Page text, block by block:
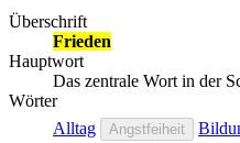
Überschrift
Frieden
Hauptwort
Das zentrale Wort in der
Wörter
Alltag
Angstfeiheit